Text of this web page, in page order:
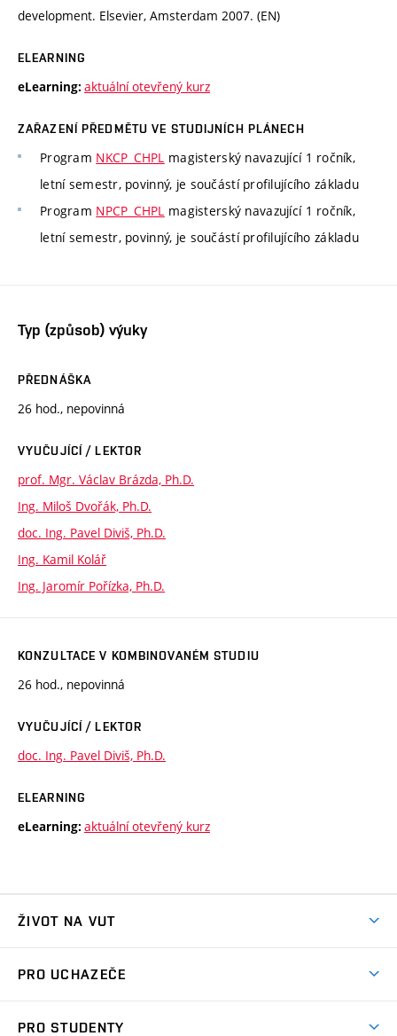
development. Elsevier, Amsterdam 2007. (EN)
ELEARNING
eLearning: aktuální otevřený kurz
ZAŘAZENÍ PŘEDMĚTU VE STUDIJNÍCH PLÁNECH
Program NKCP_CHPL magisterský navazující 1 ročník,
letní semestr, povinný, je součástí profilujícího základu
Program NPCP_CHPL magisterský navazující 1 ročník,
letní semestr, povinný, je součástí profilujícího základu
Typ (způsob) výuky
PŘEDNÁŠKA
26 hod., nepovinná
VYUČUJÍCÍ / LEKTOR
prof. Mgr. Václav Brázda, Ph.D.
Ing. Miloš Dvořák, Ph.D.
doc. Ing. Pavel Diviš, Ph.D.
Ing. Kamil Kolář
Ing. Jaromír Pořízka, Ph.D.
KONZULTACE V KOMBINOVANÉM STUDIU
26 hod., nepovinná
VYUČUJÍCÍ / LEKTOR
doc. Ing. Pavel Diviš, Ph.D.
ELEARNING
eLearning: aktuální otevřený kurz
ŽIVOT NA VUT
Koleje
PRO UCHAZEČE
PRO STUDENTY